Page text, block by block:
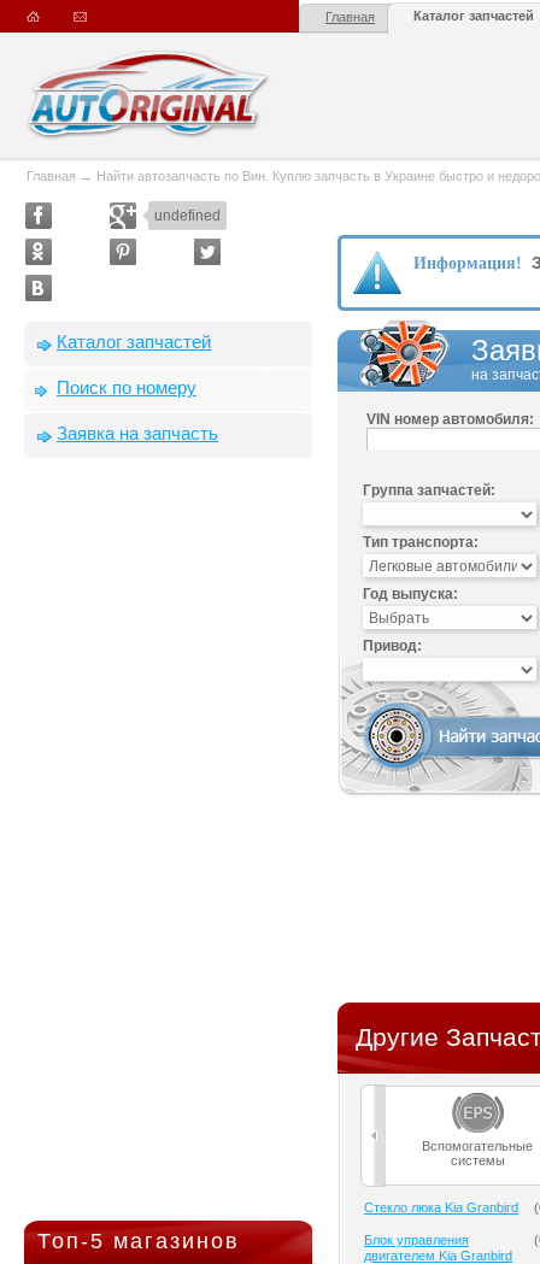
Главная Каталог запчастей
Главная → Найти автозапчасть по Вин. Куплю запчасть в Украине быстро и
undefined
Каталог запчастей
Поиск по номеру
Заявка на запчасть
Топ-5 магазинов
Информация!
на
VIN номер автомобиля:
Группа запчастей:
Тип транспорта:
Год выпуска:
Привод:
Другие
Вспомогательные
системы
Cтекло люка Kia Granbird (
Блок управления
двигателем Kia Granbird
(